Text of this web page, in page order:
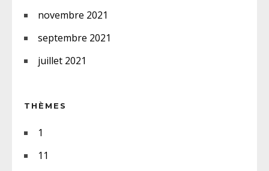
novembre 2021
septembre 2021
juillet 2021
THÈMES
1
11